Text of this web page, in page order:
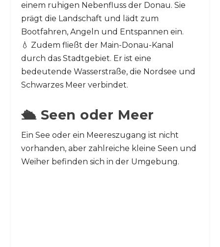
einem ruhigen Nebenfluss der Donau. Sie
prägt die Landschaft und lädt zum
Bootfahren, Angeln und Entspannen ein.
💧 Zudem fließt der Main-Donau-Kanal
durch das Stadtgebiet. Er ist eine
bedeutende Wasserstraße, die Nordsee und
Schwarzes Meer verbindet.
🛳️ Seen oder Meer
Ein See oder ein Meereszugang ist nicht
vorhanden, aber zahlreiche kleine Seen und
Weiher befinden sich in der Umgebung.